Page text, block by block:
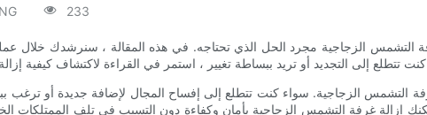
233
الزجاجية مجرد الحل الذي تحتاجه. في هذه المقالة ، سنرشدك خلال
التشمس الزجاجية. سواء كنت تتطلع إلى إفساح المجال لإضافة جديدة أو
إزالة غرفة التشمس الزجاجية بأمان وكفاءة دون التسبب في تلف الممتلكات